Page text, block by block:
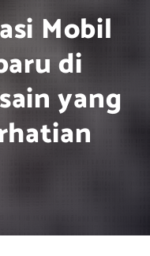
Mobil
di
yang